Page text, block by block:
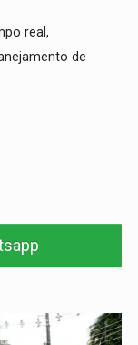
real,
de